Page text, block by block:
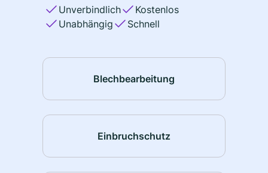
Unverbindlich
Kostenlos
Unabhängig
Schnell
Blechbearbeitung
Einbruchschutz